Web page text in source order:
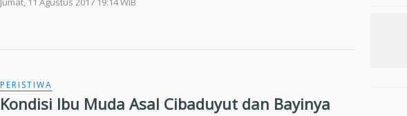
PERISTIWA
Kondisi Ibu Muda Asal Cibaduyut dan Bayinya